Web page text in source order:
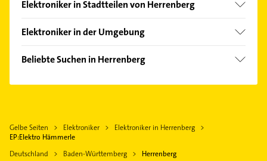
Elektroniker in Stadtteilen von Herrenberg
Oberjesingen
Elektroniker in der Umgebung
Deckenpfronn
Nagold
Sindelfingen
Tübingen
Beliebte Suchen in Herrenberg
Arzt
Zahnarzt
Gelbe Seiten Elektroniker
Elektroniker in Herrenberg
EP:Elektro Hämmerle
Deutschland
Baden-Württemberg Herrenberg